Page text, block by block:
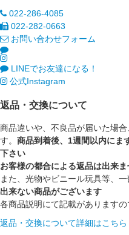
022-286-4085
022-282-0663
お問い合わせフォーム
LINEでお友達になる！
公式Instagram
返品・交換について
商品違いや、不良品が届いた場
す。 商品到着後、1週間以内にま
下さい
お客様の都合による返品は出来
また、光物やビニール玩具等、
出来ない商品がございます
各商品説明にて記載があります
返品・交換について詳細はこちら